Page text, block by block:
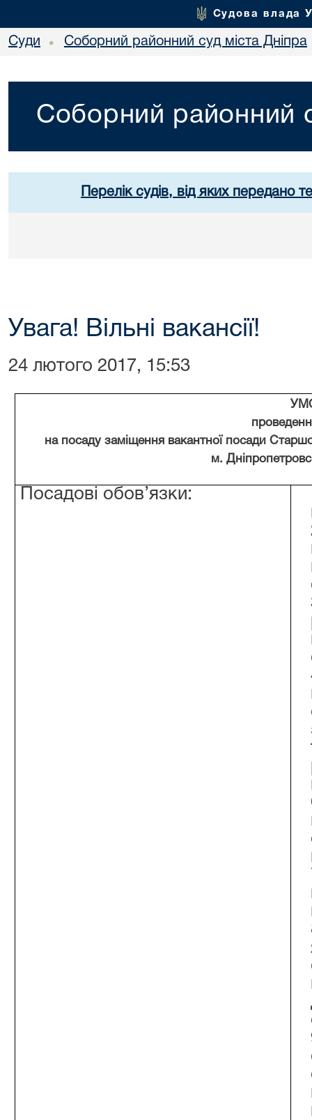
Судова влада
Суди • Соборний районний суд міста Дніпра
Соборний районний
Перелік судів, від яких передано
Увага! Вільні вакансії!
24 лютого 2017, 15:53
на посаду заміщення вакантної посади
м.
Посадові обов’язки: